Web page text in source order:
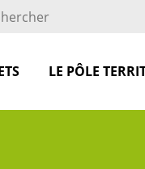
LE PÔLE